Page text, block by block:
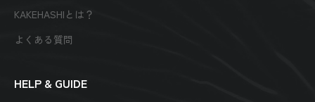
KAKEHASHIとは？
よくある質問
HELP & GUIDE